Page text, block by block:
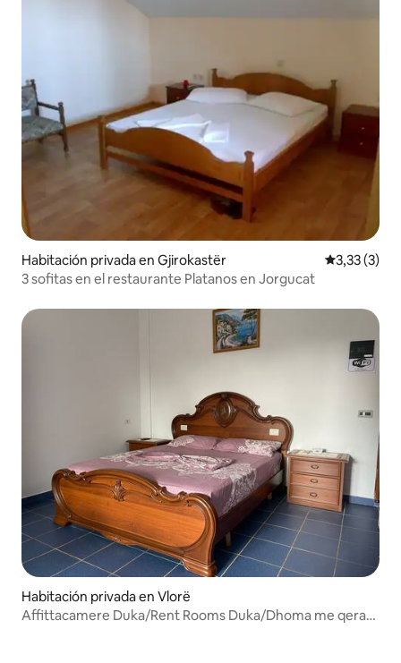
Habitación privada en Gjirokastër Calificación
3,33 (3)
3 sofitas en el restaurante Platanos en Jorgucat
Habitación privada en Vlorë
Affittacamere Duka/Rent Rooms Duka/Dhoma me qera